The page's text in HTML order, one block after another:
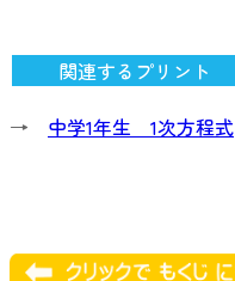
関連するプリント
→ 中学1年生 1次方程式